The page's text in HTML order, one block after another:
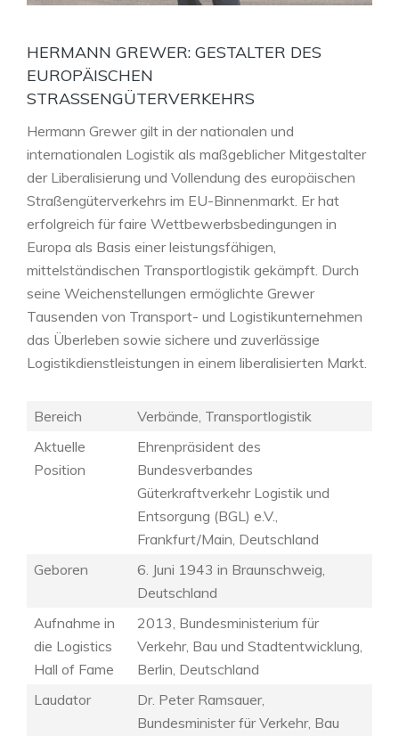
HERMANN GREWER: GESTALTER DES
EUROPÄISCHEN
STRASSENGÜTERVERKEHRS
Hermann Grewer gilt in der nationalen und
internationalen Logistik als maßgeblicher Mitgestalter
der Liberalisierung und Vollendung des europäischen
Straßengüterverkehrs im EU-Binnenmarkt. Er hat
erfolgreich für faire Wettbewerbsbedingungen in
Europa als Basis einer leistungsfähigen,
mittelständischen Transportlogistik gekämpft. Durch
seine Weichenstellungen ermöglichte Grewer
Tausenden von Transport- und Logistikunternehmen
das Überleben sowie sichere und zuverlässige
Logistikdienstleistungen in einem liberalisierten Markt.
Bereich
Verbände, Transportlogistik
Aktuelle
Position
Ehrenpräsident des
Bundesverbandes
Güterkraftverkehr Logistik und
Entsorgung (BGL) e.V.,
Frankfurt/Main, Deutschland
Geboren
6. Juni 1943 in Braunschweig,
Deutschland
Aufnahme in
die Logistics
Hall of Fame
2013, Bundesministerium für
Verkehr, Bau und Stadtentwicklung,
Berlin, Deutschland
Laudator
Dr. Peter Ramsauer,
Bundesminister für Verkehr, Bau